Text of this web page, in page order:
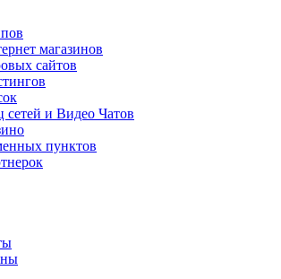
магазинов
сайтов
и Видео Чатов
пунктов